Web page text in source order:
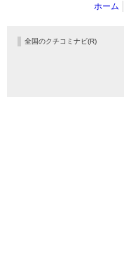
ホーム
全国のクチコミナビ(R)